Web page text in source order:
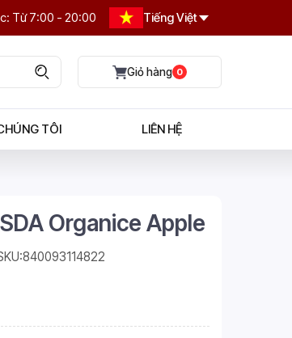
Từ 7:00 - 20:00 Tiếng Việt
0
TÔI LIÊN HỆ
Organice Apple
840093114822